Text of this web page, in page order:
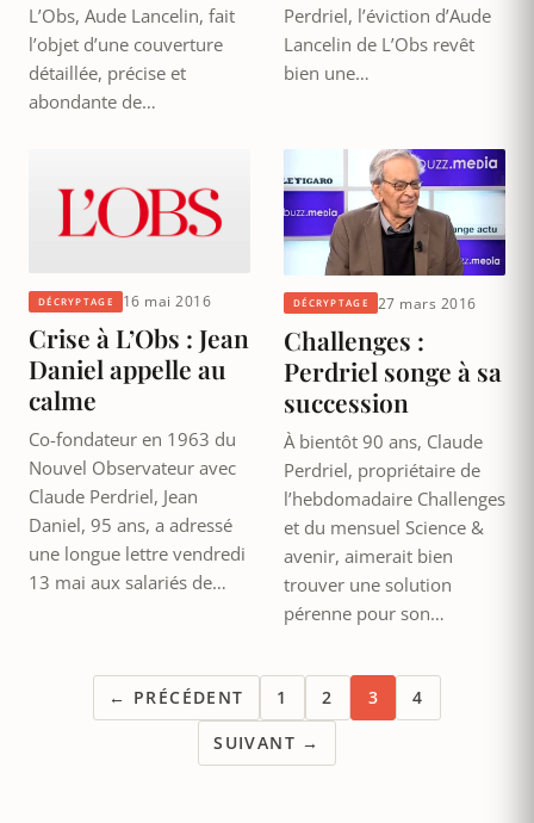
L’Obs, Aude Lancelin, fait
l’objet d’une couverture
détaillée, précise et
abondante de…
Perdriel, l’éviction d’Aude
Lancelin de L’Obs revêt
bien une…
DÉCRYPTAGE 16 mai 2016
Crise à L’Obs : Jean
Daniel appelle au
calme
Co-fondateur en 1963 du
Nouvel Observateur avec
Claude Perdriel, Jean
Daniel, 95 ans, a adressé
une longue lettre vendredi
13 mai aux salariés de…
DÉCRYPTAGE 27 mars 2016
Challenges :
Perdriel songe à sa
succession
À bientôt 90 ans, Claude
Perdriel, propriétaire de
l’hebdomadaire Challenges
et du mensuel Science &
avenir, aimerait bien
trouver une solution
pérenne pour son…
← PRÉCÉDENT 1 2 3
4
SUIVANT →